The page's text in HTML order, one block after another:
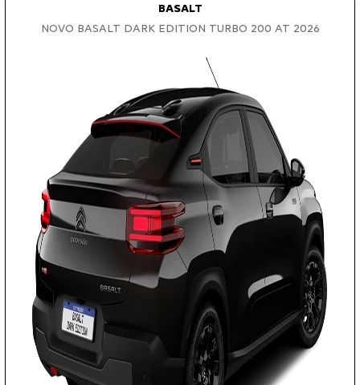
BASALT
NOVO BASALT DARK EDITION TURBO 200 AT 2026